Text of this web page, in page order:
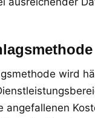
wird
angefallenen